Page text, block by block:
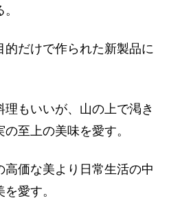
的だけで作られた新製品に
理もいいが、山の上で渇き
至上の美味を愛す。
高価な美より日常生活の中
愛す。